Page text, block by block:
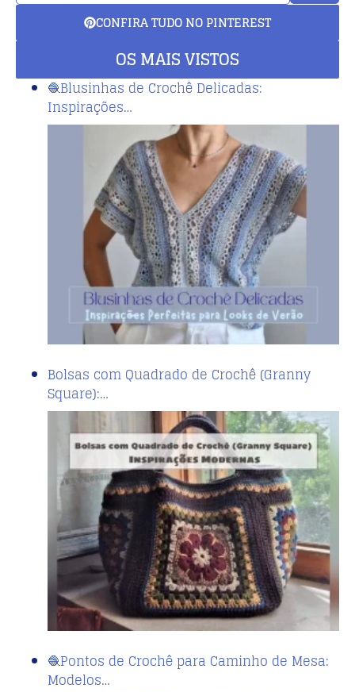
CONFIRA TUDO NO PINTEREST
OS MAIS VISTOS
🧶Blusinhas de Crochê Delicadas:
Inspirações…
Bolsas com Quadrado de Crochê (Granny
Square):…
🧶Pontos de Crochê para Caminho de Mesa:
Modelos…